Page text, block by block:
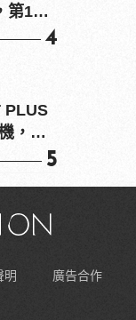
第1名
4
PLUS
，在
5
明
廣告合作